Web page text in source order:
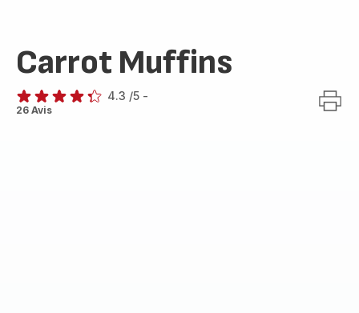
Carrot Muffins
ratings.4.3
4.3 /5 -
26 Avis